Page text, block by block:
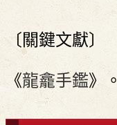
〔關鍵文獻〕
《龍龕手鑑》。